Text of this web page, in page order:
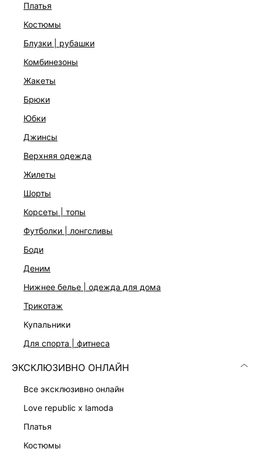
платья
костюмы
блузки | рубашки
комбинезоны
жакеты
брюки
юбки
джинсы
верхняя одежда
жилеты
шорты
корсеты | топы
футболки | лонгсливы
боди
деним
нижнее белье | одежда для дома
трикотаж
купальники
для спорта | фитнеса
ЭКСКЛЮЗИВНО ОНЛАЙН
все эксклюзивно онлайн
love republic x lamoda
платья
костюмы
БЕСПЛАТНАЯ ДОСТАВКА ОТ 999 ₽
–10% ПРИ ОПЛАТЕ ОНЛАЙН
ДОСТУПНА ОПЛАТА ПОСЛЕ ПРИМЕРКИ
ОПИСАНИЕ И ОБМЕРЫ
Артикул:6358107307
Состав:95% полиэстер, 5% эластан
Описание
Облегающий крой
Круглый вырез
Планка с пуговицами
Короткие рукава
Пять цветов: пудровый, черный, оливковый, молочный и
шоколадный
На модели размер 44. Крой модели соответствует
стандартному размеру
ДОСТАВКА И ВОЗВРАТ
Подробные условия доставки и возврата